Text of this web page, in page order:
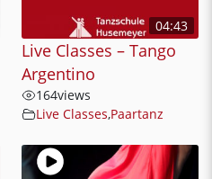
04:43
Live Classes – Tango
Argentino
164views
Live Classes,Paartanz